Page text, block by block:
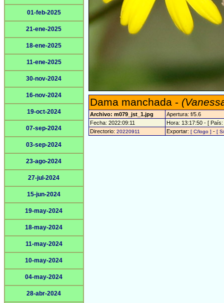
01-feb-2025
21-ene-2025
18-ene-2025
11-ene-2025
30-nov-2024
16-nov-2024
19-oct-2024
07-sep-2024
03-sep-2024
23-ago-2024
27-jul-2024
15-jun-2024
19-may-2024
18-may-2024
11-may-2024
10-may-2024
04-may-2024
28-abr-2024
Dama manchada -
Archivo: m079_jst_1.jpg
Apertura: f/5.6
Fecha: 2022:09:11
Hora: 13:17:50 - [ País:
Directorio: 20220911 Exportar: [ C/logo ] - [